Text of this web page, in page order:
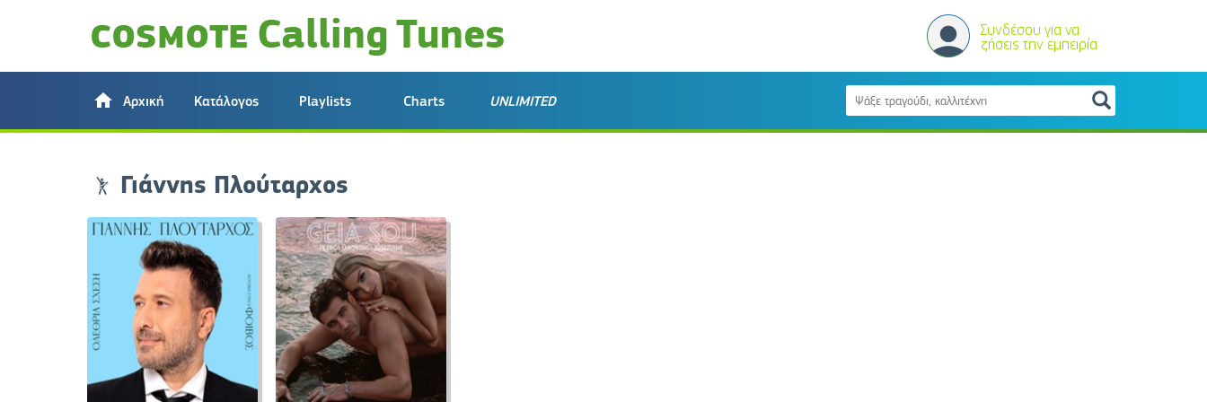
Συνδέσου για να
ζήσεις την εμπειρία
Αρχική Κατάλογος Playlists Charts UNLIMITED
Γιάννης Πλούταρχος